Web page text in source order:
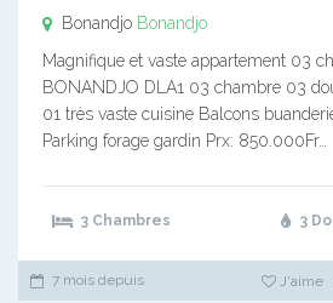
Bonandjo Bonandjo
Magnifique et vaste appartement 03
BONANDJO DLA1 03 chambre 03
01 très vaste cuisine Balcons
Parking forage gardin Prx: 850.000Fr…
3 Chambres 3
7 mois depuis J'aime